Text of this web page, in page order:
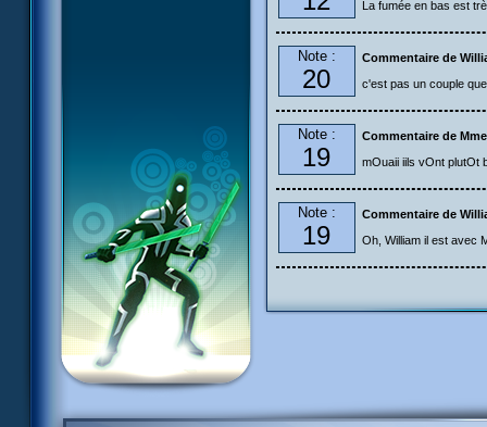
La fumée en bas est
Note :
20
Commentaire de
c'est pas un couple
Note :
19
Commentaire de
mOuaii iils vOnt plutOt
Note :
19
Commentaire de
Oh, William il est avec